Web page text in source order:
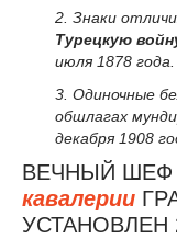
2. Знаки
Турецкую
июля 1878 года.
3. Одиночные
обшлагах
декабря 1908
ВЕЧНЫЙ ШЕФ
кавалерии
УСТАНОВЛЕН